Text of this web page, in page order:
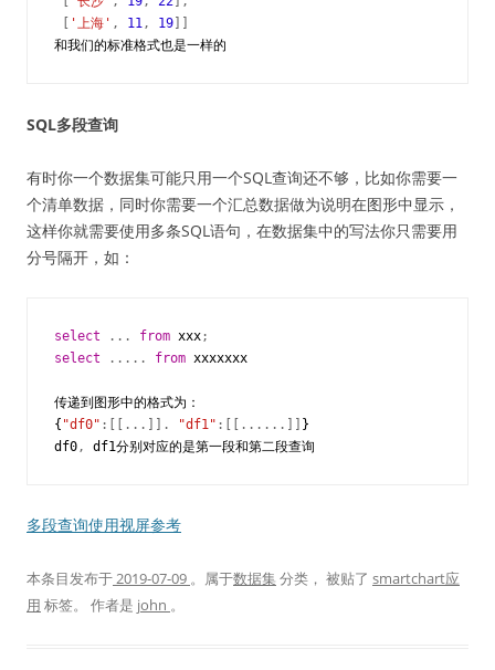
'上海' , 11, 19
和我们的标准格式也是一样的
SQL多段查询
有时你一个数据集可能只用一个SQL查询还不够，比如你需要一
个清单数据，同时你需要一个汇总数据做为说明在图形中显示，
这样你就需要使用多条SQL语句，在数据集中的写法你只需要用
分号隔开，如：
select ... from xxx;
select
..... from xxxxxxx
传递到图形中的格式为：
{ "df0" :[[...]]. "df1" :[[......]]
}
df0, df1分别对应的是第一段和第二段查询
多段查询使用视屏参考
本条目发布于2019-07-09 。属于数据集 分类， 被贴了 smartchart应
用 标签。 作者是 john 。